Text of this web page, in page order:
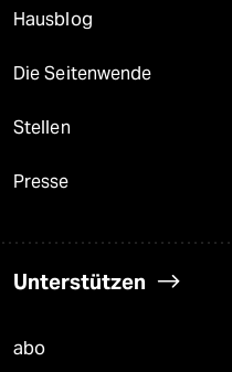
Hausblog
Die Seitenwende
Stellen
Presse
Unterstützen
abo